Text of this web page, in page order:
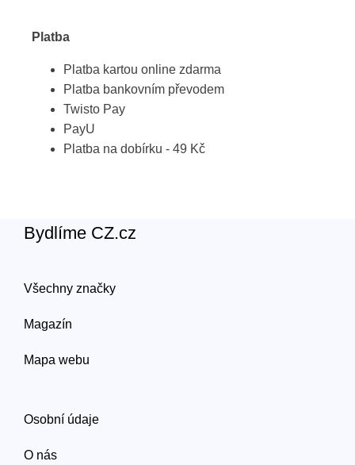
Platba
Platba kartou online zdarma
Platba bankovním převodem
Twisto Pay
PayU
Platba na dobírku - 49 Kč
Bydlíme CZ.cz
Všechny značky
Magazín
Mapa webu
Osobní údaje
O nás